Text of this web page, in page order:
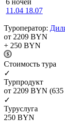
11.04 18.07
Туроператор:
от 2209 BYN
+ 250 BYN
Cтоимость тура
✓
Турпродукт
от 2209 BYN
✓
Туруслуга
250 BYN